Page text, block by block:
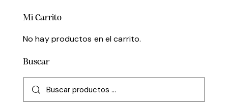
Mi Carrito
No hay productos en el carrito.
Buscar